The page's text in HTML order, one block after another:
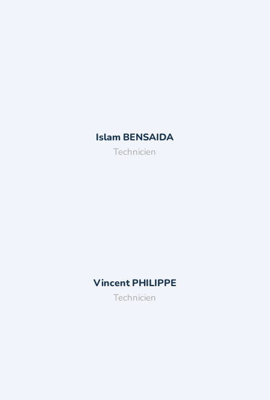
Islam BENSAIDA
Technicien
Vincent PHILIPPE
Technicien